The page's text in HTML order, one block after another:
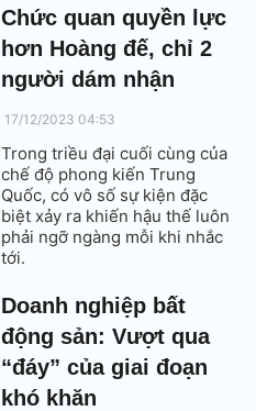
Chức quan quyền lực
hơn Hoàng đế, chỉ 2
người dám nhận
17/12/2023 04:53
Trong triều đại cuối cùng của
chế độ phong kiến Trung
Quốc, có vô số sự kiện đặc
biệt xảy ra khiến hậu thế luôn
phải ngỡ ngàng mỗi khi nhắc
tới.
Doanh nghiệp bất
động sản: Vượt qua
“đáy” của giai đoạn
khó khăn